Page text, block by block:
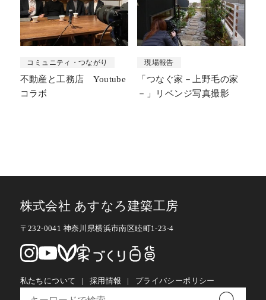
コミュニティ・つながり
不動産と工務店 Youtube
コラボ
現場報告
「つなぐ家－上野毛の家
－」リベンジ写真撮影
株式会社 あすなろ建築工房
〒232-0041 神奈川県横浜市南区睦町1-23-4
私たちについて 採用情報 プライバシーポリシー